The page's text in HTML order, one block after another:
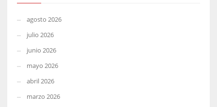
agosto 2026
julio 2026
junio 2026
mayo 2026
abril 2026
marzo 2026